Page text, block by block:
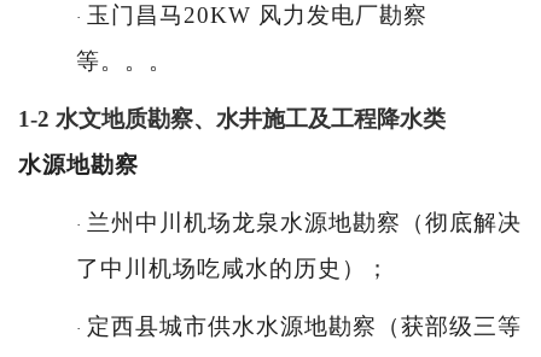
· 玉门昌马20KW 风力发电厂勘察
等。。。
1-2 水文地质勘察、水井施工及工程降水类
水源地勘察
· 兰州中川机场龙泉水源地勘察（彻底解决
了中川机场吃咸水的历史）；
· 定西县城市供水水源地勘察（获部级三等